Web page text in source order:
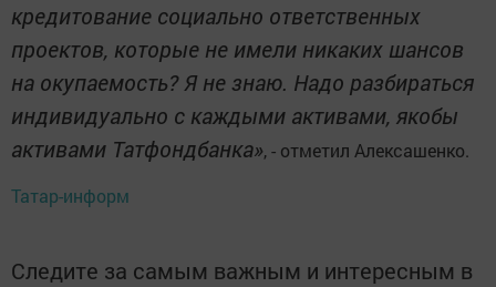
кредитование социально ответственных
проектов, которые не имели никаких шансов
на окупаемость? Я не знаю. Надо разбираться
индивидуально с каждыми активами, якобы
активами Татфондбанка», - отметил Алексашенко.
Татар-информ
Следите за самым важным и интересным в